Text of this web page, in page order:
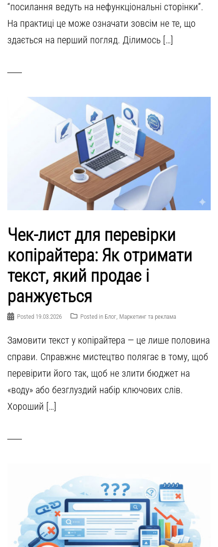
“посилання ведуть на нефункціональні сторінки”.
На практиці це може означати зовсім не те, що
здається на перший погляд. Ділимось […]
Чек-лист для перевірки
копірайтера: Як отримати
текст, який продає і
ранжується
Posted 19.03.2026 Posted in Блог, Маркетинг та реклама
Замовити текст у копірайтера — це лише половина
справи. Справжнє мистецтво полягає в тому, щоб
перевірити його так, щоб не злити бюджет на
«воду» або безглуздий набір ключових слів.
Хороший […]